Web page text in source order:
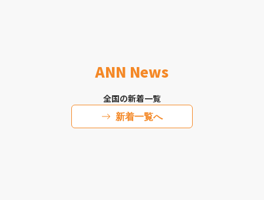
ANN News
全国の新着一覧
新着一覧へ